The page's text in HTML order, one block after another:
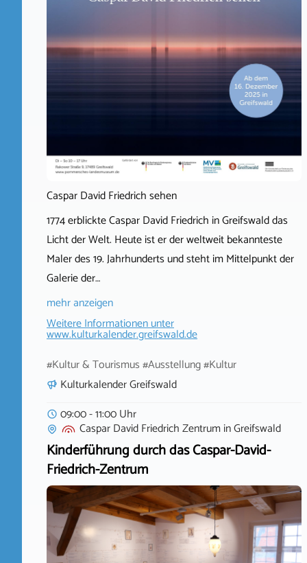
Caspar David Friedrich sehen
1774 erblickte Caspar David Friedrich in Greifswald das
Licht der Welt. Heute ist er der weltweit bekannteste
Maler des 19. Jahrhunderts und steht im Mittelpunkt der
Galerie der…
mehr anzeigen
Weitere Informationen unter
www.kulturkalender.greifswald.de
#Kultur & Tourismus #Ausstellung #Kultur
Kulturkalender Greifswald
09:00 - 11:00 Uhr
Caspar David Friedrich ZentruminGreifswald
Kinderführung durch das Caspar-David-
Friedrich-Zentrum